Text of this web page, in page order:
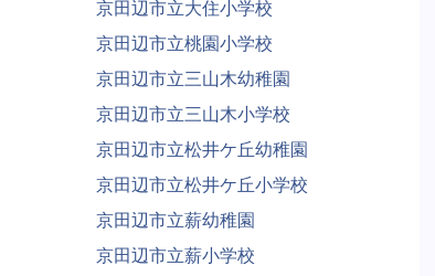
京田辺市立大住小学校
京田辺市立桃園小学校
京田辺市立三山木幼稚園
京田辺市立三山木小学校
京田辺市立松井ケ丘幼稚園
京田辺市立松井ケ丘小学校
京田辺市立薪幼稚園
京田辺市立薪小学校